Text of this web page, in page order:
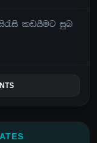
කඩයීමට සුබ